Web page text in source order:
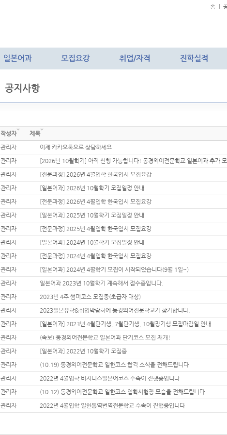
홈
공지사항
작성자 제목
관리자
이제 카카오톡으로 상담하세요
관리자 [2026년 10월학기] 아직 신청 가능합니다! 동경외어전문학교 일본어과 추가
관리자 [전문과정] 2026년 4월입학 한국입시 모집요강
관리자 [일본어과] 2026년 10월학기 모집일정 안내
관리자 [전문과정] 2026년 4월입학 한국입시 모집요강
관리자 [일본어과] 2025년 10월학기 모집일정 안내
관리자 [전문과정] 2025년 4월입학 한국입시 모집요강
관리자 [일본어과] 2024년 10월학기 모집일정 안내
관리자 [전문과정] 2024년 4월입학 한국입시 모집요강
관리자 [일본어과] 2024년 4월학기 모집이 시작되었습니다(9월 1일~)
관리자 일본어과 2023년 10월학기 계속해서 접수중입니다.
관리자 2023년 4주 썸머코스 모집중(초급자 대상)
관리자 2023일본유학&취업박람회에 동경외어전문학교가 참가합니다.
관리자 [일본어과] 2023년 4월단기생, 7월단기생, 10월장기생 모집마감일 안내
관리자 (속보) 동경외어전문학교 일본어과 단기코스 모집 재개!
관리자 [일본어과] 2022년 10월학기 모집중
관리자 (10.19) 동경외어전문학교 일한코스 합격 소식을 전해드립니다
관리자 2022년 4월입학 비지니스일본어코스 수속이 진행중입니다
관리자 (10.12) 동경외어전문학교 일한코스 입학시험장 모습을 전해드립니다
관리자 2022년 4월입학 일한통역번역전문학교 수속이 진행중입니다